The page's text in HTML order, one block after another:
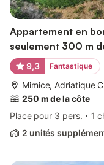
Appartement en
seulement 300 m
9,3 Fantastique
Mimice, Adriatique
250 m de la côte
Place pour 3 pers.
1
2 unités